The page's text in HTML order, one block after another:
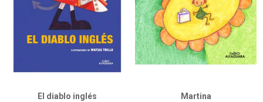
El diablo inglés Martina